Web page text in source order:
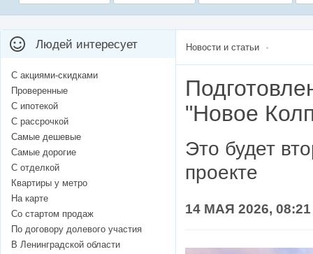
Новости и статьи
"Новое
Это будет
проекте
14 МАЯ 2026, 08:21
Людей интересует
С акциями-скидками
Проверенные
С ипотекой
С рассрочкой
Самые дешевые
Самые дорогие
С отделкой
Квартиры у метро
На карте
Со стартом продаж
По договору долевого участия
В Ленинградской области